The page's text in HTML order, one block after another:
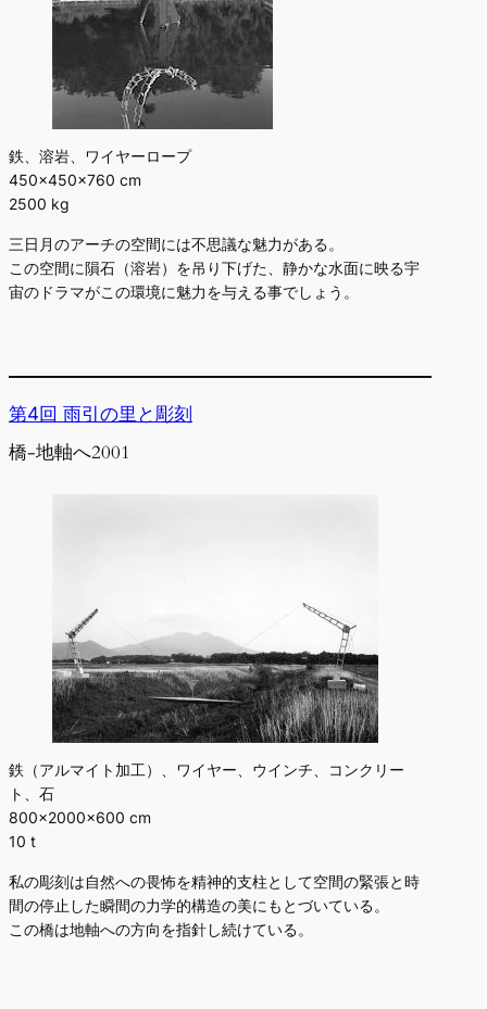
鉄、溶岩、ワイヤーロープ
450×450×760 cm
2500 kg
三日月のアーチの空間には不思議な魅力がある。
この空間に隕石（溶岩）を吊り下げた、静かな水面に映る宇
宙のドラマがこの環境に魅力を与える事でしょう。
第4回 雨引の里と彫刻
橋-地軸へ2001
鉄（アルマイト加工）、ワイヤー、ウインチ、コンクリー
ト、石
800×2000×600 cm
10 t
私の彫刻は自然への畏怖を精神的支柱として空間の緊張と時
間の停止した瞬間の力学的構造の美にもとづいている。
この橋は地軸への方向を指針し続けている。